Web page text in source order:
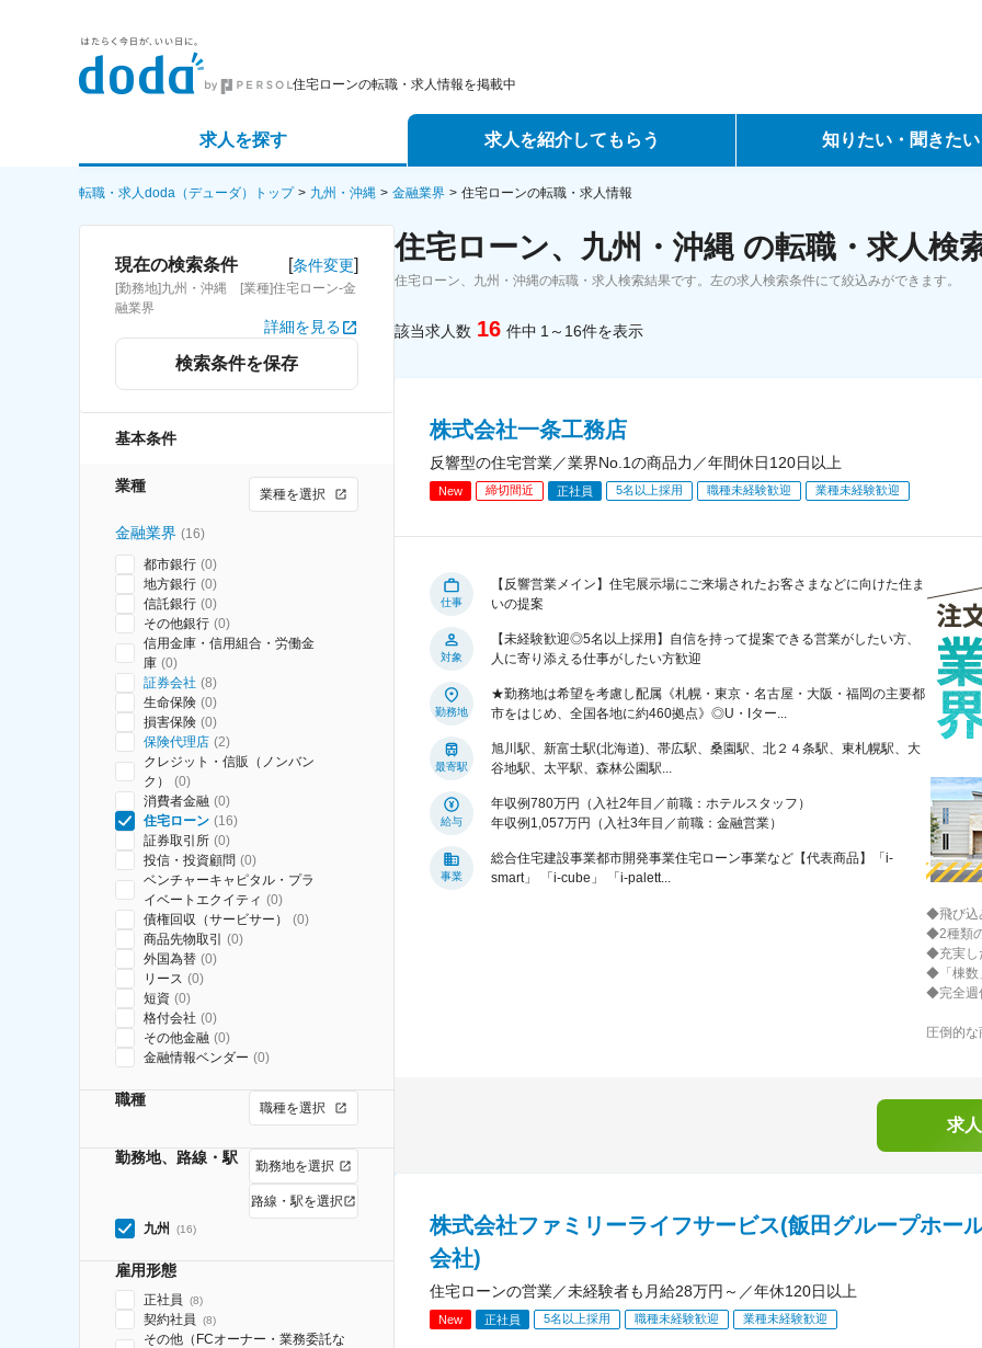
住宅ローンの転職・求人情報を掲載中
求人を探す
詳細条件から探す
求人特集から探す
求人を紹介してもらう
エージェントサービス
スカウトサービス
知りたい・聞きたい
データで見る転職
転職・求人doda（デューダ）トップ 九州・沖縄 金融業界 住宅ローンの転職・求人情報
現在の検索条件 [条件変更]
[勤務地]九州・沖縄 [業種]住宅ローン-金
融業界
詳細を見る
検索条件を保存
基本条件
業種 業種を選択
金融業界 (16)
都市銀行 (0)
地方銀行 (0)
信託銀行 (0)
その他銀行 (0)
信用金庫・信用組合・労働金
庫 (0)
証券会社 (8)
生命保険 (0)
損害保険 (0)
保険代理店 (2)
クレジット・信販（ノンバン
ク）
(0)
消費者金融 (0)
住宅ローン (16)
証券取引所 (0)
投信・投資顧問 (0)
ベンチャーキャピタル・プラ
イベートエクイティ (0)
債権回収（サービサー）
(0)
商品先物取引
(0)
外国為替 (0)
リース (0)
短資 (0)
格付会社 (0)
その他金融 (0)
金融情報ベンダー (0)
職種 職種を選択
勤務地、路線・駅 勤務地を選択
路線・駅を選択
九州
(16)
雇用形態
正社員 (8)
契約社員 (8)
その他（FCオーナー・業務委託な
住宅ローン、九州・沖縄 の転職・求人検
住宅ローン、九州・沖縄の転職・求人検索結果です。左の求人検索条件にて絞込みができます。
該当求人数 16 件中 1～16件を表示
株式会社一条工務店
反響型の住宅営業／業界No.1の商品力／年間休日120日以上
New 締切間近 正社員 5名以上採用 職種未経験歓迎 業種未経験歓迎
仕事
【反響営業メイン】住宅展示場にご来場されたお客さまなどに向けた住ま
いの提案
対象
【未経験歓迎◎5名以上採用】自信を持って提案できる営業がしたい方、
人に寄り添える仕事がしたい方歓迎
勤務地
★勤務地は希望を考慮し配属《札幌・東京・名古屋・大阪・福岡の主要都
市をはじめ、全国各地に約460拠点》◎U・Iター...
最寄駅
旭川駅、新富士駅(北海道)、帯広駅、桑園駅、北２４条駅、東札幌駅、大
谷地駅、太平駅、森林公園駅...
給与
年収例780万円（入社2年目／前職：ホテルスタッフ）
年収例1,057万円（入社3年目／前職：金融営業）
事業
総合住宅建設事業都市開発事業住宅ローン事業など【代表商品】「i-
smart」 「i-cube」 「i-palett...
◆飛び込
◆2種類
◆充実し
◆「棟数
◆完全週
圧倒的
求
株式会社ファミリーライフサービス(飯田グループホー
会社)
住宅ローンの営業／未経験者も月給28万円～／年休120日以上
New 正社員 5名以上採用 職種未経験歓迎 業種未経験歓迎